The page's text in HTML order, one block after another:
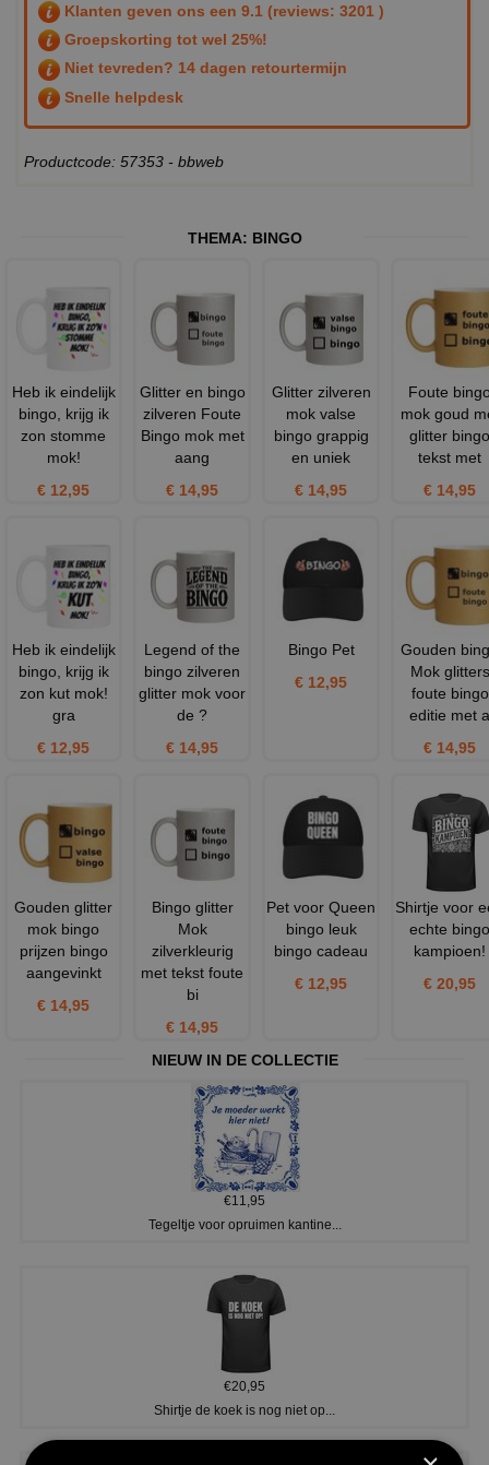
Klanten geven ons een 9.1 (reviews: 3201 )
Groepskorting tot wel 25%!
Niet tevreden? 14 dagen retourtermijn
Snelle helpdesk
Productcode: 57353 - bbweb
THEMA: BINGO
Heb ik eindelijk
bingo, krijg ik
zon stomme
mok!
€ 12,95
Glitter en bingo
zilveren Foute
Bingo mok met
aang
€ 14,95
Glitter zilveren
mok valse
bingo grappig
en uniek
€ 14,95
Foute
mok goud
glitter bingo
tekst met
€ 14,95
Heb ik eindelijk
bingo, krijg ik
zon kut mok!
gra
€ 12,95
Legend of the
bingo zilveren
glitter mok voor
de ?
€ 14,95
Bingo Pet
€ 12,95
Gouden
Mok glitters
foute bingo
editie met a
€ 14,95
Gouden glitter
mok bingo
prijzen bingo
aangevinkt
€ 14,95
Bingo glitter
Mok
zilverkleurig
met tekst foute
bi
€ 14,95
Pet voor Queen
bingo leuk
bingo cadeau
€ 12,95
Shirtje voor
echte bingo
kampioen!
€ 20,95
NIEUW IN DE COLLECTIE
€11,95
Tegeltje voor opruimen kantine...
€20,95
Shirtje de koek is nog niet op...